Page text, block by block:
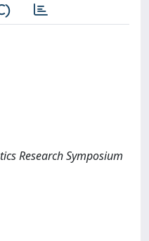
Research Symposium